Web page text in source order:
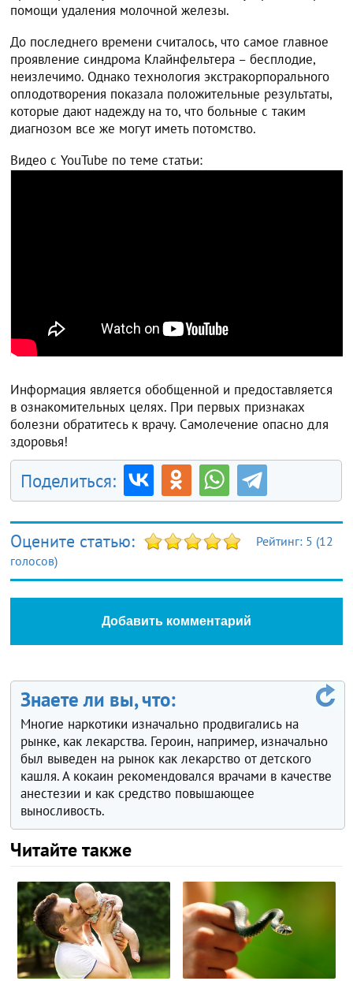
помощи удаления молочной железы.
До последнего времени считалось, что самое главное
проявление синдрома Клайнфельтера – бесплодие,
неизлечимо. Однако технология экстракорпорального
оплодотворения показала положительные результаты,
которые дают надежду на то, что больные с таким
диагнозом все же могут иметь потомство.
Видео с YouTube по теме статьи:
Информация является обобщенной и предоставляется
в ознакомительных целях. При первых признаках
болезни обратитесь к врачу. Самолечение опасно для
здоровья!
Поделиться:
Оцените статью: Рейтинг: 5 (12
голосов)
Добавить комментарий
Знаете ли вы, что:
Многие наркотики изначально продвигались на
рынке, как лекарства. Героин, например, изначально
был выведен на рынок как лекарство от детского
кашля. А кокаин рекомендовался врачами в качестве
анестезии и как средство повышающее
выносливость.
Читайте также